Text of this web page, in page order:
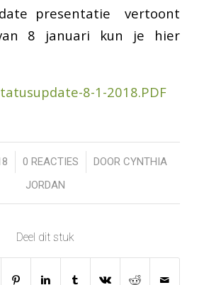
presentatie vertoont
8 januari kun je hier
8-1-2018.PDF
0 REACTIES
/ DOOR CYNTHIA
JORDAN
Deel dit stuk